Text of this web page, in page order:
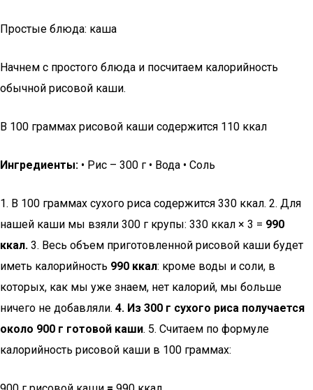
Простые блюда: каша
Начнем с простого блюда и посчитаем калорийность
обычной рисовой каши.
В 100 граммах рисовой каши содержится 110 ккал
Ингредиенты: • Рис – 300 г • Вода • Соль
1. В 100 граммах сухого риса содержится 330 ккал. 2. Для
нашей каши мы взяли 300 г крупы: 330 ккал × 3 = 990
ккал. 3. Весь объем приготовленной рисовой каши будет
иметь калорийность 990 ккал: кроме воды и соли, в
которых, как мы уже знаем, нет калорий, мы больше
ничего не добавляли. 4. Из 300 г сухого риса получается
около 900 г готовой каши. 5. Считаем по формуле
калорийность рисовой каши в 100 граммах: